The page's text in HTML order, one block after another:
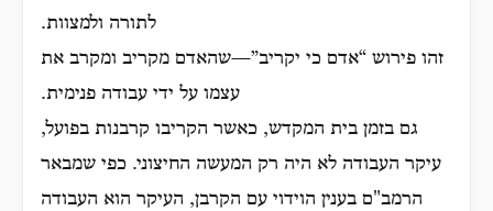
לתורה ולמצוות.
זהו פירוש “אדם כי יקריב”—שהאדם מקריב ומקרב את
עצמו על ידי עבודה פנימית.
גם בזמן בית המקדש, כאשר הקריבו קרבנות בפועל,
עיקר העבודה לא היה רק המעשה החיצוני. כפי שמבאר
הרמב"ם בענין הוידוי עם הקרבן, העיקר הוא העבודה